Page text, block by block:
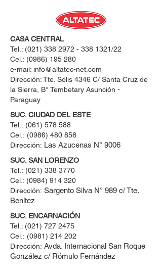
CASA CENTRAL
Tel.: (021) 338 2972 - 338 1321/22
Cel.: (0986) 195 280
e-mail: info@altatec-net.com
Dirección: Tte. Solis 4346 C/ Santa Cruz de
la Sierra, B° Tembetary Asunción -
Paraguay
SUC. CIUDAD DEL ESTE
Tel.: (061) 578 588
Cel.: (0986) 480 858
Dirección: Las Azucenas N° 9006
SUC. SAN LORENZO
Tel.: (021) 338 3770
Cel.: ​(0984) 914 320
Dirección: Sargento Silva N° 989 c/ Tte.
Benítez
SUC. ENCARNACIÓN
Tel.: (021) 727 2475
Cel.: (0981) 214 202
Dirección: Avda. Internacional San Roque
González c/ Rómulo Fernández